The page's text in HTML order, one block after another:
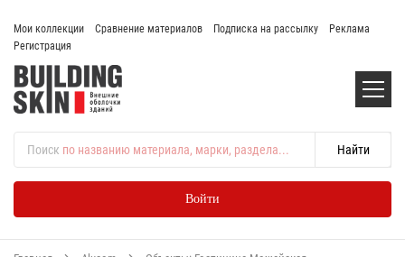
Мои коллекции Сравнение материалов Подписка на рассылку
Реклама
Регистрация
Поиск по названию материала, марки, раздела...
Войти